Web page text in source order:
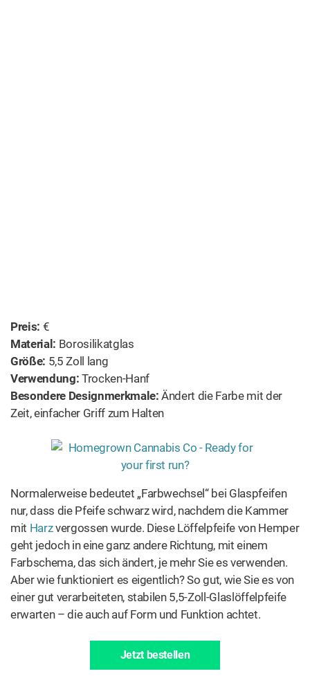
Preis: €
Material: Borosilikatglas
Größe: 5,5 Zoll lang
Verwendung: Trocken-Hanf
Besondere Designmerkmale:Ändert die Farbe mit der
Zeit, einfacher Griff zum Halten
Normalerweise bedeutet „Farbwechsel“ bei Glaspfeifen
nur, dass die Pfeife schwarz wird, nachdem die Kammer
mit Harzvergossen wurde. Diese Löffelpfeife von Hemper
geht jedoch in eine ganz andere Richtung, mit einem
Farbschema, das sich ändert, je mehr Sie es verwenden.
Aber wie funktioniert es eigentlich? So gut, wie Sie es von
einer gut verarbeiteten, stabilen 5,5-Zoll-Glaslöffelpfeife
erwarten – die auch auf Form und Funktion achtet.
Jetzt bestellen